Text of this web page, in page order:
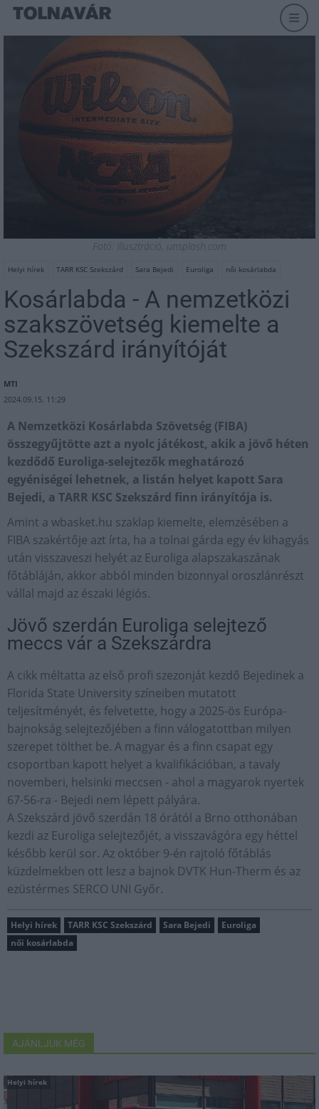
Fotó: Illusztráció, unsplash.com
Helyi hírek TARR KSC Szekszárd Sara Bejedi Euroliga női kosárlabda
Kosárlabda - A nemzetközi
szakszövetség kiemelte a
Szekszárd irányítóját
MTI
2024.09.15. 11:29
A Nemzetközi Kosárlabda Szövetség (FIBA)
összegyűjtötte azt a nyolc játékost, akik a jövő héten
kezdődő Euroliga-selejtezők meghatározó
egyéniségei lehetnek, a listán helyet kapott Sara
Bejedi, a TARR KSC Szekszárd finn irányítója is.
Amint a wbasket.hu szaklap kiemelte, elemzésében a
FIBA szakértője azt írta, ha a tolnai gárda egy év kihagyás
után visszaveszi helyét az Euroliga alapszakaszának
főtábláján, akkor abból minden bizonnyal oroszlánrészt
vállal majd az északi légiós.
Jövő szerdán Euroliga selejtező
meccs vár a Szekszárdra
A cikk méltatta az első profi szezonját kezdő Bejedinek a
Florida State University színeiben mutatott
teljesítményét, és felvetette, hogy a 2025-ös Európa-
bajnokság selejtezőjében a finn válogatottban milyen
szerepet tölthet be. A magyar és a finn csapat egy
csoportban kapott helyet a kvalifikációban, a tavaly
novemberi, helsinki meccsen - ahol a magyarok nyertek
67-56-ra - Bejedi nem lépett pályára.
A Szekszárd jövő szerdán 18 órától a Brno otthonában
kezdi az Euroliga selejtezőjét, a visszavágóra egy héttel
később kerül sor. Az október 9-én rajtoló főtáblás
küzdelmekben ott lesz a bajnok DVTK Hun-Therm és az
ezüstérmes SERCO UNI Győr.
Helyi hírek TARR KSC Szekszárd Sara Bejedi
Euroliga
női kosárlabda
AJÁNLJUK MÉG
Helyi hírek